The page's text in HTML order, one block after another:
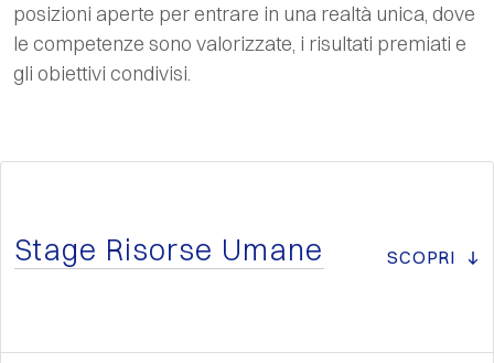
posizioni aperte per entrare in una realtà unica, dove
le competenze sono valorizzate, i risultati premiati e
gli obiettivi condivisi.
Stage Risorse Umane SCOPRI